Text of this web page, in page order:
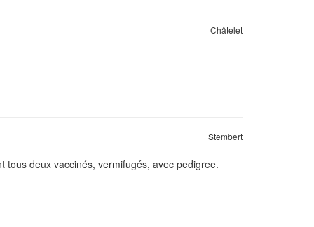
Châtelet
Stembert
tous deux vaccinés, vermifugés, avec pedigree.